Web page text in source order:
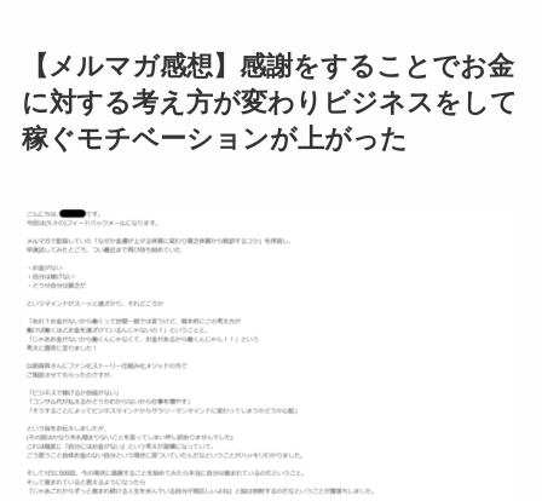
【メルマガ感想】感謝をすることでお金
に対する考え方が変わりビジネスをして
稼ぐモチベーションが上がった